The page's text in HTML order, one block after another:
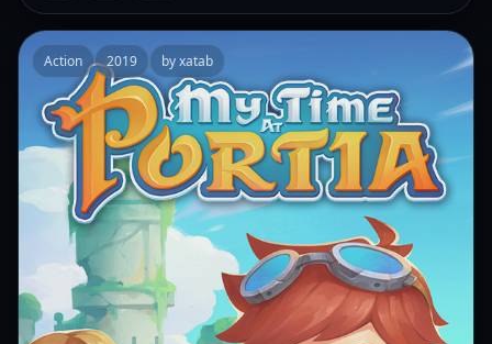
Action 2019 by xatab